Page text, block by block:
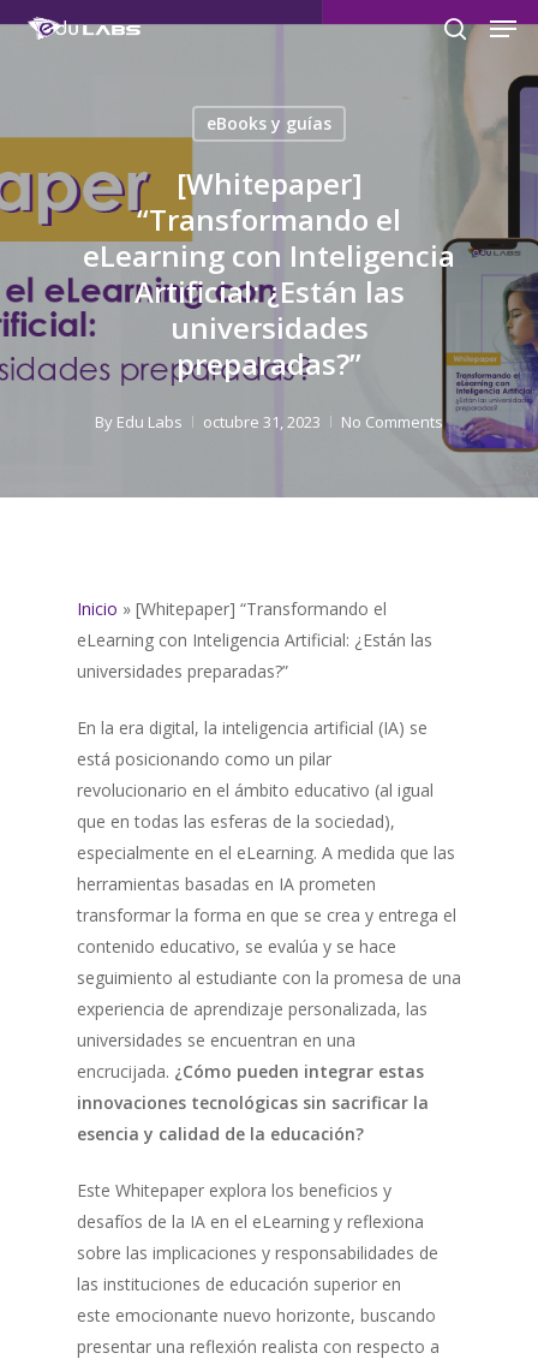
search
eBooks y guías
[Whitepaper]
“Transformando el
eLearning con Inteligencia
Artificial: ¿Están las
universidades
preparadas?”
By Edu Labs octubre 31, 2023 No Comments
Inicio » [Whitepaper] “Transformando el
eLearning con Inteligencia Artificial: ¿Están las
universidades preparadas?”
En la era digital, la inteligencia artificial (IA) se
está posicionando como un pilar
revolucionario en el ámbito educativo (al igual
que en todas las esferas de la sociedad),
especialmente en el eLearning. A medida que las
herramientas basadas en IA prometen
transformar la forma en que se crea y entrega el
contenido educativo, se evalúa y se hace
seguimiento al estudiante con la promesa de una
experiencia de aprendizaje personalizada, las
universidades se encuentran en una
encrucijada. ¿Cómo pueden integrar estas
innovaciones tecnológicas sin sacrificar la
esencia y calidad de la educación?
Este Whitepaper explora los beneficios y
desafíos de la IA en el eLearning y reflexiona
sobre las implicaciones y responsabilidades de
las instituciones de educación superior en
este emocionante nuevo horizonte, buscando
presentar una reflexión realista con respecto a
Close